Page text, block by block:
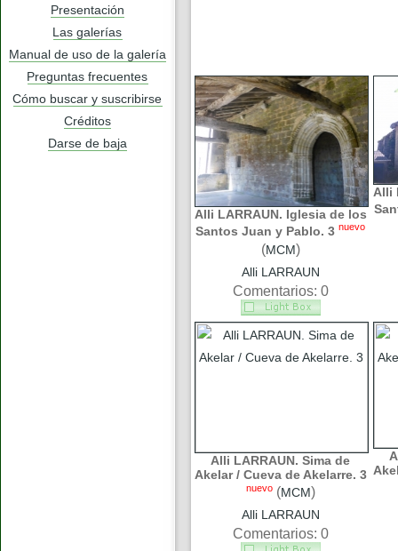
Presentación
Las galerías
Manual de uso de la galería
Preguntas frecuentes
Cómo buscar y suscribirse
Créditos
Darse de baja
Alli LARRAUN. Iglesia de los
Santos Juan y Pablo. 3 nuevo
(MCM)
Alli LARRAUN
Comentarios: 0
Alli
Alli LARRAUN. Sima de
Akelar / Cueva de Akelarre. 3
nuevo (MCM)
Alli LARRAUN
Comentarios: 0